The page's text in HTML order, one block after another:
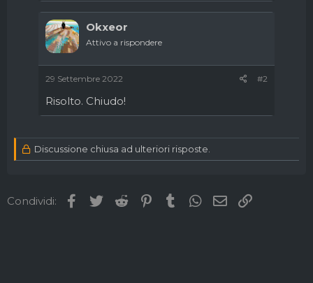
Okxeor
Attivo a rispondere
29 Settembre 2022 #2
Risolto. Chiudo!
Discussione chiusa ad ulteriori risposte.
Condividi: Facebook
TwitterReddit PinterestTumblrWhatsApp
Email